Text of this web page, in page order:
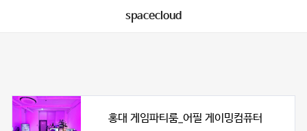
spacecloud
홍대 게임파티룸_어필 게이밍컴퓨터